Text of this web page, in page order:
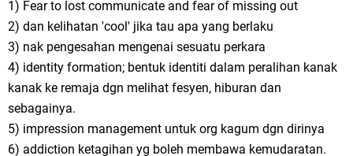
1) Fear to lost communicate and fear of missing out
2) dan kelihatan 'cool' jika tau apa yang berlaku
3) nak pengesahan mengenai sesuatu perkara
4) identity formation; bentuk identiti dalam peralihan kanak
kanak ke remaja dgn melihat fesyen, hiburan dan
sebagainya.
5) impression management untuk org kagum dgn dirinya
6) addiction ketagihan yg boleh membawa kemudaratan.